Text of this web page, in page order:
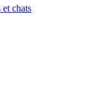
chats